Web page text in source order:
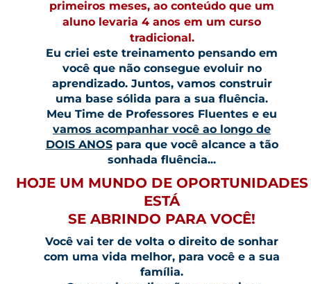
primeiros meses, ao conteúdo que um
aluno levaria 4 anos em um curso
tradicional.
Eu criei este treinamento pensando em
você que não consegue evoluir no
aprendizado. Juntos, vamos construir
uma base sólida para a sua fluência.
Meu Time de Professores Fluentes e eu
vamos acompanhar você ao longo de
DOIS ANOS para que você alcance a tão
sonhada fluência...
HOJE UM MUNDO DE OPORTUNIDADES
ESTÁ
SE ABRINDO PARA VOCÊ!
Você vai ter de volta o direito de sonhar
com uma vida melhor, para você e a sua
família.